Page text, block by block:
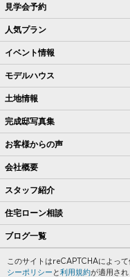
見学会予約
人気プラン
イベント情報
モデルハウス
土地情報
完成邸写真集
お客様からの声
会社概要
スタッフ紹介
住宅ローン相談
ブログ一覧
このサイトはreCAPTCHAによっ
シーポリシー と利用規約が適用され